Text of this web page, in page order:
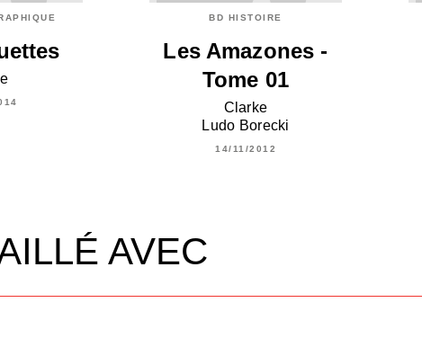
BD HISTOIRE
Les Amazones -
Tome 01
Clarke
Ludo Borecki
14/11/2012
AVEC